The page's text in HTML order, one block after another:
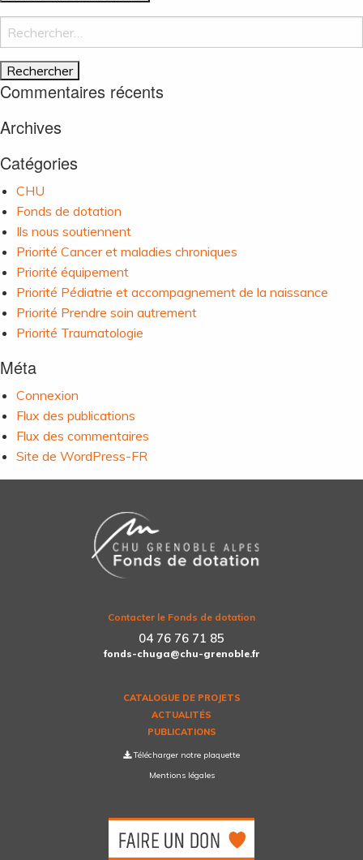
Rechercher :
Commentaires récents
Archives
Catégories
CHU
Fonds de dotation
Ils nous soutiennent
Priorité Cancer et maladies chroniques
Priorité équipement
Priorité Pédiatrie et accompagnement de la naissance
Priorité Prendre soin autrement
Priorité Traumatologie
Méta
Connexion
Flux des publications
Flux des commentaires
Site de WordPress-FR
Contacter le Fonds de dotation
04 76 76 71 85
fonds-chuga@chu-grenoble.fr
CATALOGUE DE PROJETS
ACTUALITÉS
PUBLICATIONS
Télécharger notre plaquette
Mentions légales